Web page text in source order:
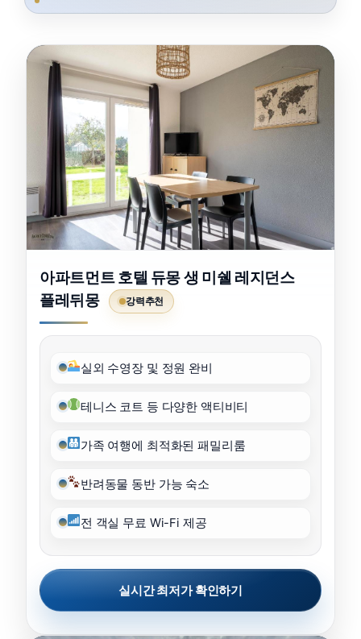
아파트먼트 호텔 듀몽 생 미쉘 레지던스
플레뒤몽
강력추천
실외 수영장 및 정원 완비
테니스 코트 등 다양한 액티비티
가족 여행에 최적화된 패밀리룸
반려동물 동반 가능 숙소
전 객실 무료 Wi-Fi 제공
실시간 최저가 확인하기